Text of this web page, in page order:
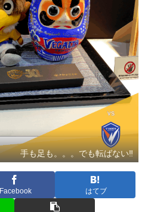
手も足も。。。でも転ばない‼
Facebook はてブ